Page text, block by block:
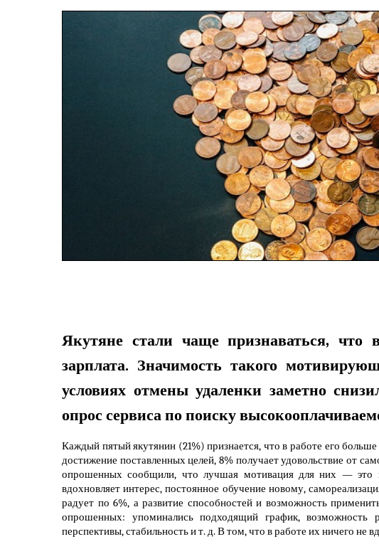
Якутяне стали чаще признаваться, что
зарплата. Значимость такого
условиях отмены удаленки заметно
опрос сервиса по поиску
Каждый пятый якутянин (21%) признается, что в работе его
достижение поставленных целей, 8% получает удовольствие от
опрошенных сообщили, что лучшая мотивация для них — это
вдохновляет интерес, постоянное обучение новому,
радует по 6%, а развитие способностей и возможность
опрошенных: упоминались подходящий график, возможность
перспективы, стабильность и т. д. В том, что в работе их ничего не